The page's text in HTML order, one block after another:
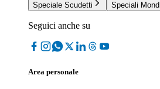
Speciale Scudetti
Speciali
Seguici anche su
Area personale